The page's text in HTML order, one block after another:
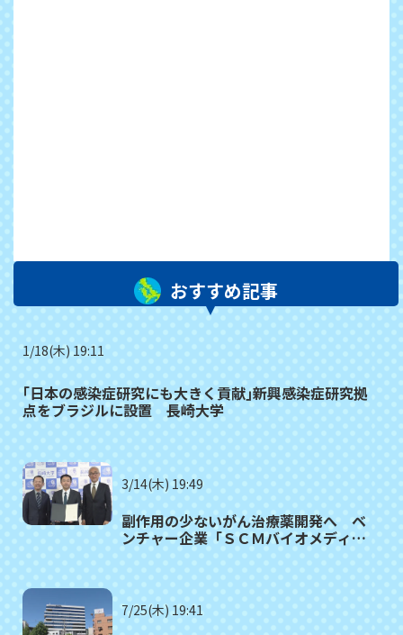
おすすめ記事
1/18(木) 19:11
｢日本の感染症研究にも大きく貢献｣新興感染症研究拠
点をブラジルに設置 長崎大学
3/14(木) 19:49
副作用の少ないがん治療薬開発へ ベ
ンチャー企業「ＳＣＭバイオメディ
7/25(木) 19:41